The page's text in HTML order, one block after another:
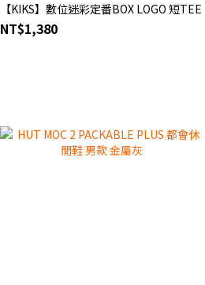
【KIKS】數位迷彩定番BOX LOGO 短TEE
NT$1,380